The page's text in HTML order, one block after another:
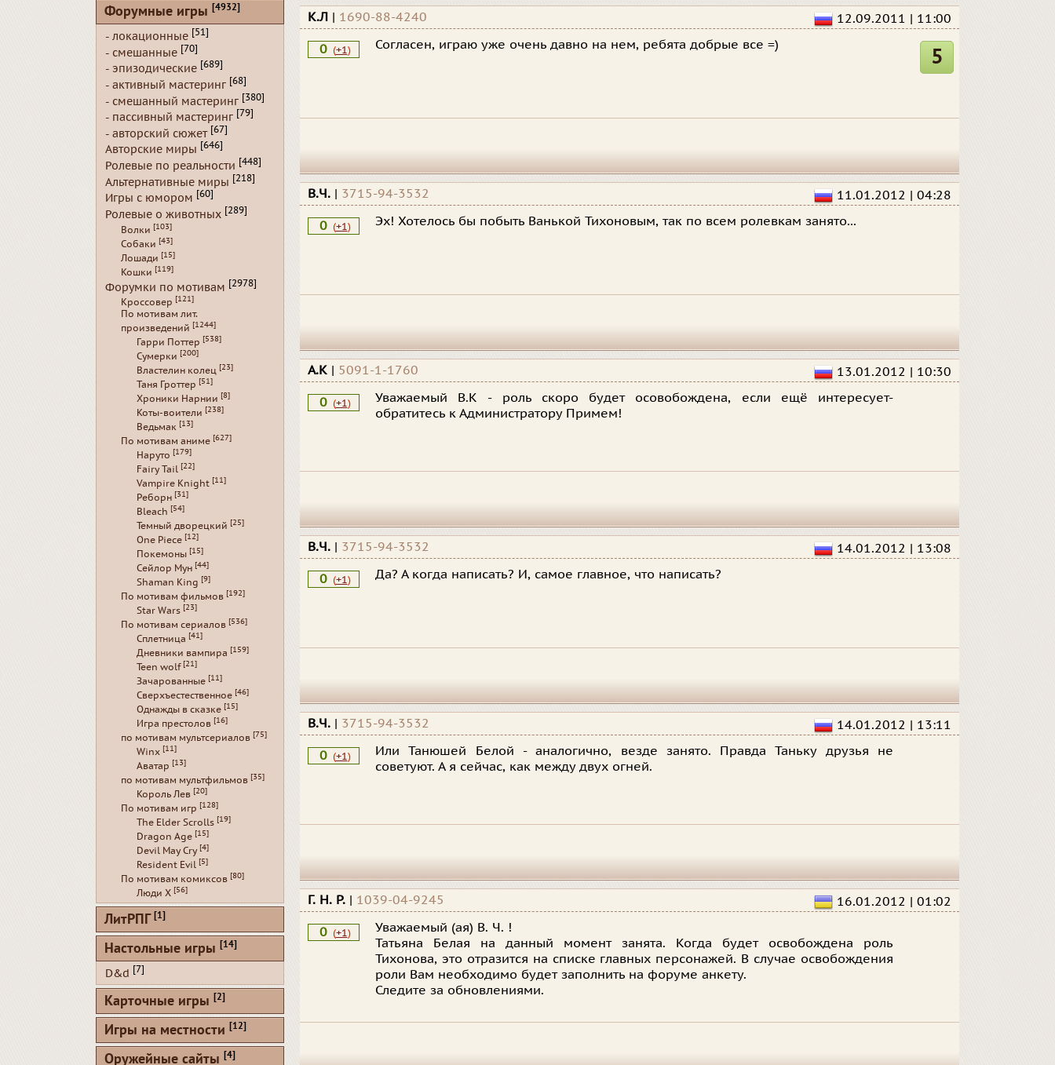
К.Л | 1690-88-4240 12.09.2011 | 11:00
0 (+1) Согласен, играю уже очень давно на нем, ребята добрые все =)
5
В.Ч. | 3715-94-3532 11.01.2012 | 04:28
0 (+1) Эх! Хотелось бы побыть Ванькой Тихоновым, так по всем ролевкам занято...
А.К | 5091-1-1760 13.01.2012 | 10:30
0 (+1)
Уважаемый В.К - роль скоро будет осовобождена, если ещё интересует-
обратитесь к Администратору Примем!
В.Ч. | 3715-94-3532 14.01.2012 | 13:08
0 (+1) Да? А когда написать? И, самое главное, что написать?
В.Ч. | 3715-94-3532 14.01.2012 | 13:11
0 (+1)
Или Танюшей Белой - аналогично, везде занято. Правда Таньку друзья не
советуют. А я сейчас, как между двух огней.
Г. Н. Р. | 1039-04-9245 16.01.2012 | 01:02
0 (+1)
Уважаемый (ая) В. Ч. !
Татьяна Белая на данный момент занята. Когда будет освобождена роль
Тихонова, это отразится на списке главных персонажей. В случае освобождения
роли Вам необходимо будет заполнить на форуме анкету.
Следите за обновлениями.
Форумные игры [4932]
- локационные [51]
- смешанные [70]
- эпизодические [689]
- активный мастеринг [68]
- смешанный мастеринг [380]
- пассивный мастеринг [79]
- авторский сюжет [67]
Авторские миры [646]
Ролевые по реальности [448]
Альтернативные миры [218]
Игры с юмором [60]
Ролевые о животных [289]
Волки [103]
Собаки [43]
Лошади [15]
Кошки [119]
Форумки по мотивам [2978]
Кроссовер [121]
По мотивам лит.
произведений [1244]
Гарри Поттер [538]
Сумерки [200]
Властелин колец [23]
Таня Гроттер [51]
Хроники Нарнии [8]
Коты-воители [238]
Ведьмак [13]
По мотивам аниме [627]
Наруто [179]
Fairy Tail [22]
Vampire Knight [11]
Реборн [31]
Bleach [54]
Темный дворецкий [25]
One Piece [12]
Покемоны [15]
Сейлор Мун [44]
Shaman King [9]
По мотивам фильмов [192]
Star Wars [23]
По мотивам сериалов [536]
Сплетница [41]
Дневники вампира [159]
Teen wolf [21]
Зачарованные [11]
Сверхъестественное [46]
Однажды в сказке [15]
Игра престолов [16]
по мотивам мультсериалов [75]
Winx [11]
Аватар [13]
по мотивам мультфильмов [35]
Король Лев [20]
По мотивам игр [128]
The Elder Scrolls [19]
Dragon Age [15]
Devil May Cry [4]
Resident Evil [5]
По мотивам комиксов [80]
Люди Х [56]
ЛитРПГ [1]
Настольные игры [14]
D&d [7]
Карточные игры [2]
Игры на местности [12]
Оружейные сайты [4]